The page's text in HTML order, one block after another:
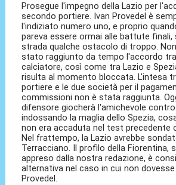
Prosegue l'impegno della Lazio per
secondo portiere. Ivan Provedel è
l'indiziato numero uno, e proprio
pareva essere ormai alle battute finali,
strada qualche ostacolo di troppo.
stato raggiunto da tempo l'accordo tra
calciatore, così come tra Lazio e
risulta al momento bloccata. L'intesa
portiere e le due società per il
commissioni non è stata raggiunta.
difensore giocherà l'amichevole
indossando la maglia dello Spezia,
non era accaduta nel test precedente
Nel frattempo, la Lazio avrebbe
Terracciano. Il profilo della Fiorentina,
appreso dalla nostra redazione, è
alternativa nel caso in cui non
Provedel.